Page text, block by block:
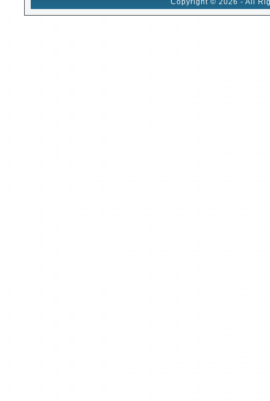
Copyright © 2026 - All